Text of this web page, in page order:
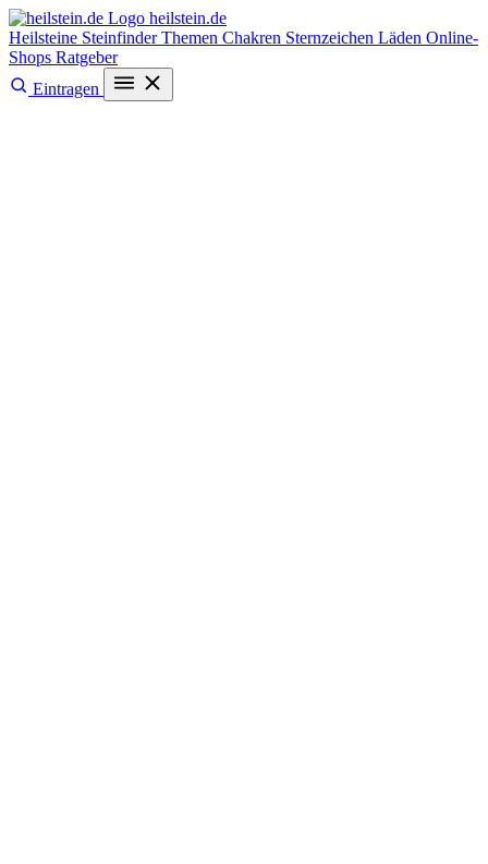
heilstein.de
Heilsteine SteinfinderThemen Chakren Sternzeichen Läden Online-
Shops Ratgeber
Eintragen